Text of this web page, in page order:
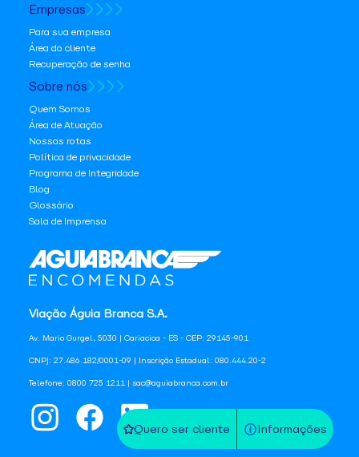
Quero ser cliente Informações
Viação Águia Branca S.A.
Av. Mario Gurgel, 5030 | Cariacica - ES - CEP: 29145-901
CNPJ: 27.486.182/0001-09 | Inscrição Estadual: 080.444.20-2
Telefone: 0800 725 1211 | sac@aguiabranca.com.br
Empresas
Para sua empresa
Área do cliente
Recuperação de senha
Sobre nós
Quem Somos
Área de Atuação
Nossas rotas
Política de privacidade
Programa de Integridade
Blog
Glossário
Sala de Imprensa